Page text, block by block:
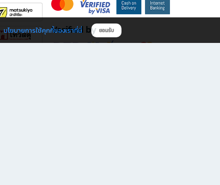
Verified by
นโยบายการใช้คุกกี้ของเราที่นี่ ยอมรับ